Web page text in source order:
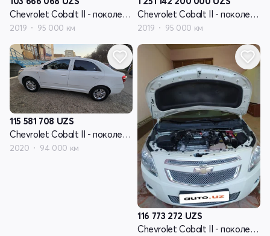
Chevrolet Cobalt II - поколение рестайлинг
2019 95 000 км
Chevrolet Cobalt II - поколение рестайлинг
2019 95 000 км
115 581 708 UZS
Chevrolet Cobalt II - поколение рестайлинг
2020 94 000 км
116 773 272 UZS
Chevrolet Cobalt II - поколение рестайлинг